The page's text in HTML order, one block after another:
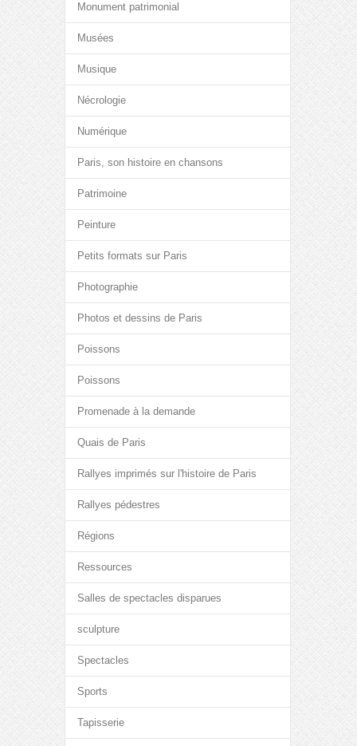
Monument patrimonial
Musées
Musique
Nécrologie
Numérique
Paris, son histoire en chansons
Patrimoine
Peinture
Petits formats sur Paris
Photographie
Photos et dessins de Paris
Poissons
Poissons
Promenade à la demande
Quais de Paris
Rallyes imprimés sur l'histoire de Paris
Rallyes pédestres
Régions
Ressources
Salles de spectacles disparues
sculpture
Spectacles
Sports
Tapisserie